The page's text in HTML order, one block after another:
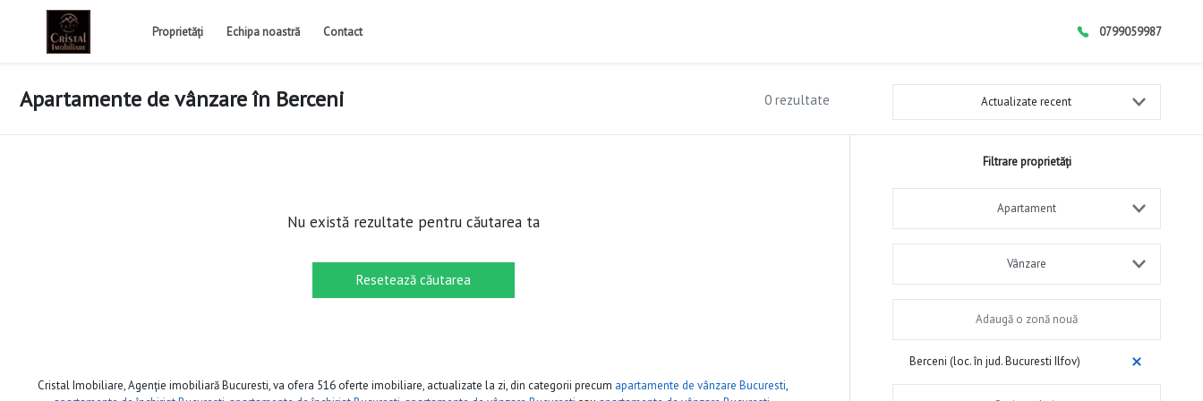
Proprietăți Echipa noastră Contact 0799059987
0 rezultate
Apartamente de vânzare în Berceni Actualizate recent
Nu există rezultate pentru căutarea ta
Resetează căutarea
Cristal Imobiliare, Agenție imobiliară Bucuresti, va ofera 516 oferte imobiliare, actualizate la zi, din categorii precum apartamente de vânzare Bucuresti,
Filtrare proprietăți
Apartament
Vânzare
Berceni (loc. în jud. Bucuresti Ilfov)